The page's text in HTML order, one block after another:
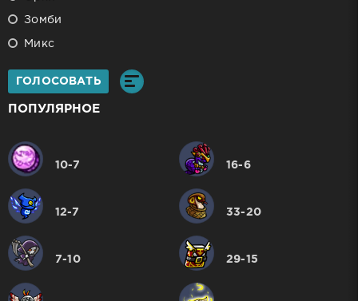
Зомби
Микс
ГОЛОСОВАТЬ
ПОПУЛЯРНОЕ
10-7 16-6
12-7 33-20
7-10 29-15